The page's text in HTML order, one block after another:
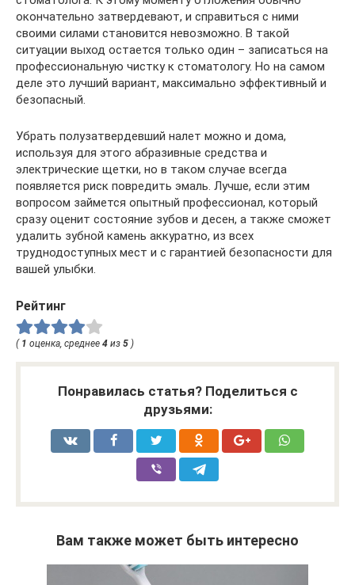
окончательно затвердевают, и справиться с ними
своими силами становится невозможно. В такой
ситуации выход остается только один – записаться на
профессиональную чистку к стоматологу. Но на самом
деле это лучший вариант, максимально эффективный и
безопасный.
Убрать полузатвердевший налет можно и дома,
используя для этого абразивные средства и
электрические щетки, но в таком случае всегда
появляется риск повредить эмаль. Лучше, если этим
вопросом займется опытный профессионал, который
сразу оценит состояние зубов и десен, а также сможет
удалить зубной камень аккуратно, из всех
труднодоступных мест и с гарантией безопасности для
вашей улыбки.
Рейтинг
( 1 оценка, среднее 4 из 5 )
Понравилась статья? Поделиться с
друзьями:
Вам также может быть интересно